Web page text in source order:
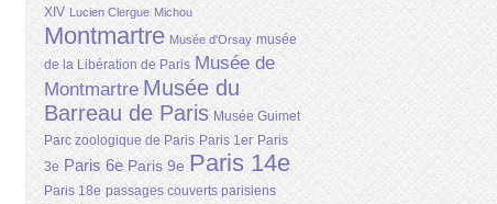
XIV Lucien Clergue Michou
Montmartre Musée d'Orsay musée
de la Libération de Paris Musée de
Montmartre Musée du
Barreau de Paris Musée Guimet
Parc zoologique de Paris Paris 1er Paris
3e Paris 6e Paris 9e Paris 14e
Paris 18e passages couverts parisiens